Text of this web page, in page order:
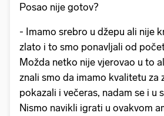
Posao nije gotov?
- Imamo srebro u džepu ali nije
zlato i to smo ponavljali od
Možda netko nije vjerovao u to
znali smo da imamo kvalitetu za
pokazali i večeras, nadam se i u
Nismo navikli igrati u ovakvom